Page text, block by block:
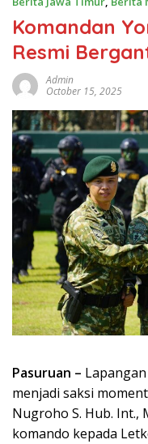
Komandan
Resmi
Admin
October 15, 2025
Pasuruan –
menjadi saksi
Nugroho S. Hub. Int.,
komando kepada